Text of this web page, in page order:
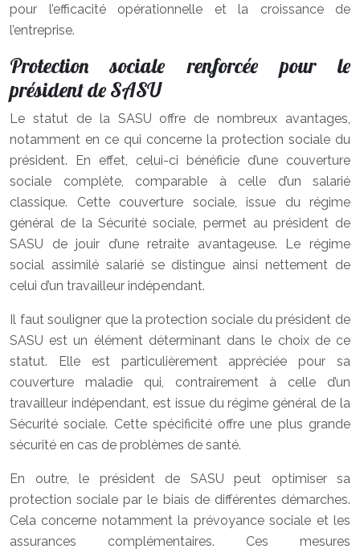
pour l’efficacité opérationnelle et la croissance de
l’entreprise.
Protection sociale renforcée pour le
président de SASU
Le statut de la SASU offre de nombreux avantages,
notamment en ce qui concerne la protection sociale du
président. En effet, celui-ci bénéficie d’une couverture
sociale complète, comparable à celle d’un salarié
classique. Cette couverture sociale, issue du régime
général de la Sécurité sociale, permet au président de
SASU de jouir d’une retraite avantageuse. Le régime
social assimilé salarié se distingue ainsi nettement de
celui d’un travailleur indépendant.
Il faut souligner que la protection sociale du président de
SASU est un élément déterminant dans le choix de ce
statut. Elle est particulièrement appréciée pour sa
couverture maladie qui, contrairement à celle d’un
travailleur indépendant, est issue du régime général de la
Sécurité sociale. Cette spécificité offre une plus grande
sécurité en cas de problèmes de santé.
En outre, le président de SASU peut optimiser sa
protection sociale par le biais de différentes démarches.
Cela concerne notamment la prévoyance sociale et les
assurances complémentaires. Ces mesures